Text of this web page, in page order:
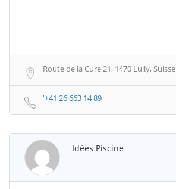
Route de la Cure 21, 1470 Lully, Suisse
'+41 26 663 14 89
Idées Piscine